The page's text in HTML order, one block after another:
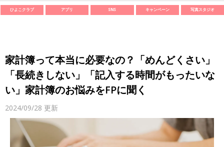
ひよこクラブ アプリ SNS キャンペーン 写真スタジオ
家計簿って本当に必要なの？「めんどくさい」
「長続きしない」「記入する時間がもったいな
い」家計簿のお悩みをFPに聞く
2024/09/28 更新